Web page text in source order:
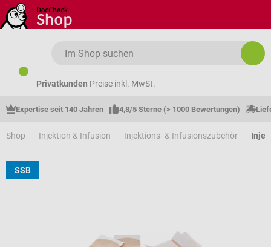
Zum Hauptinhalt springen
Privatkunden Preise inkl. MwSt.
Expertise seit 140 Jahren 4,8/5 Sterne (> 1000 Bewertungen)
Shop Injektion & Infusion Injektions- & Infusionszubehör
SSB